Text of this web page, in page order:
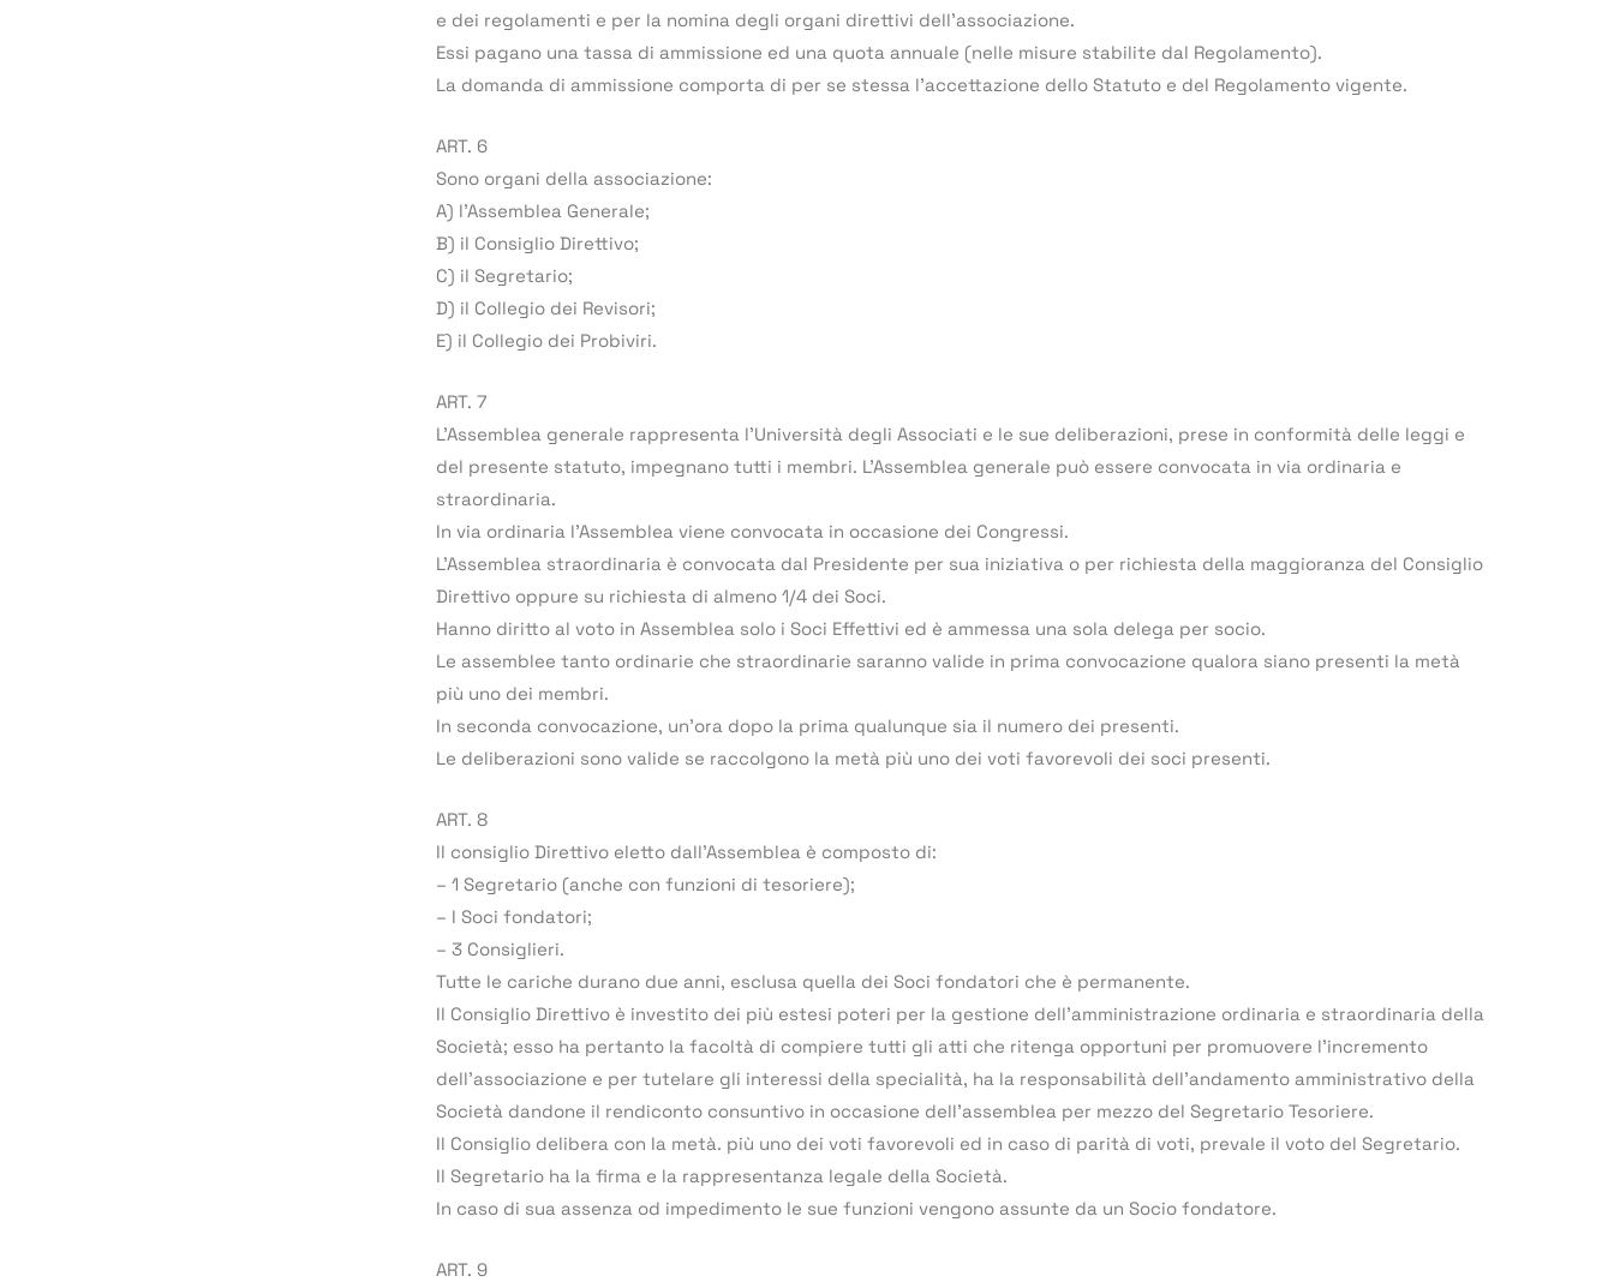
e dei regolamenti e per la nomina degli organi direttivi dell’associazione.
Essi pagano una tassa di ammissione ed una quota annuale (nelle misure stabilite dal Regolamento).
La domanda di ammissione comporta di per se stessa l’accettazione dello Statuto e del Regolamento vigente.
ART. 6
Sono organi della associazione:
A) l’Assemblea Generale;
B) il Consiglio Direttivo;
C) il Segretario;
D) il Collegio dei Revisori;
E) il Collegio dei Probiviri.
ART. 7
L’Assemblea generale rappresenta l’Università degli Associati e le sue deliberazioni, prese in conformità delle leggi e
del presente statuto, impegnano tutti i membri. L’Assemblea generale può essere convocata in via ordinaria e
straordinaria.
In via ordinaria l’Assemblea viene convocata in occasione dei Congressi.
L’Assemblea straordinaria è convocata dal Presidente per sua iniziativa o per richiesta della maggioranza del Consiglio
Direttivo oppure su richiesta di almeno 1/4 dei Soci.
Hanno diritto al voto in Assemblea solo i Soci Effettivi ed è ammessa una sola delega per socio.
Le assemblee tanto ordinarie che straordinarie saranno valide in prima convocazione qualora siano presenti la metà
più uno dei membri.
In seconda convocazione, un’ora dopo la prima qualunque sia il numero dei presenti.
Le deliberazioni sono valide se raccolgono la metà più uno dei voti favorevoli dei soci presenti.
ART. 8
Il consiglio Direttivo eletto dall’Assemblea è composto di:
– 1 Segretario (anche con funzioni di tesoriere);
– I Soci fondatori;
– 3 Consiglieri.
Tutte le cariche durano due anni, esclusa quella dei Soci fondatori che è permanente.
Il Consiglio Direttivo è investito dei più estesi poteri per la gestione dell’amministrazione ordinaria e straordinaria della
Società; esso ha pertanto la facoltà di compiere tutti gli atti che ritenga opportuni per promuovere l’incremento
dell’associazione e per tutelare gli interessi della specialità, ha la responsabilità dell’andamento amministrativo della
Società dandone il rendiconto consuntivo in occasione dell’assemblea per mezzo del Segretario Tesoriere.
Il Consiglio delibera con la metà. più uno dei voti favorevoli ed in caso di parità di voti, prevale il voto del Segretario.
Il Segretario ha la firma e la rappresentanza legale della Società.
In caso di sua assenza od impedimento le sue funzioni vengono assunte da un Socio fondatore.
ART. 9